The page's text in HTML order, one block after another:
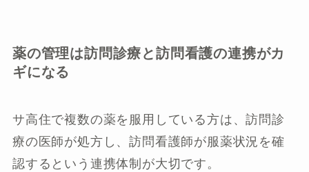
薬の管理は訪問診療と訪問看護の連携がカ
ギになる
サ高住で複数の薬を服用している方は、訪問診
療の医師が処方し、訪問看護師が服薬状況を確
認するという連携体制が大切です。